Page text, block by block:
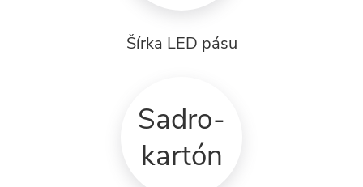
Šírka LED pásu
Sadro-
kartón